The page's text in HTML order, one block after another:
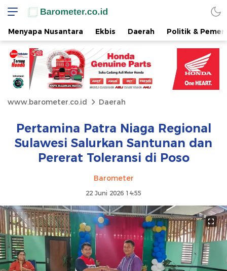
Menyapa Nusantara Ekbis Daerah Politik &
www.barometer.co.id Daerah
Pertamina Patra Niaga Regional
Sulawesi Salurkan Santunan dan
Pererat Toleransi di Poso
Barometer
22 Juni 2026 14:55